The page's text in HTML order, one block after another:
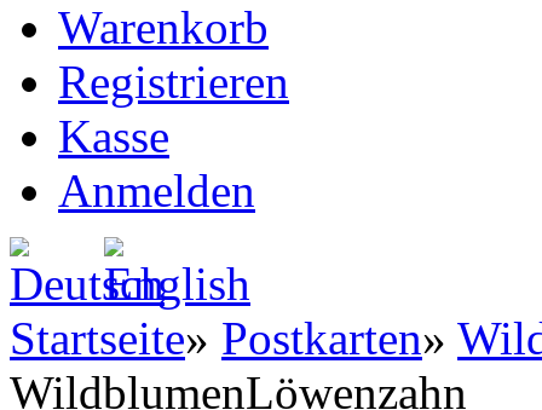
Warenkorb
Registrieren
Kasse
Anmelden
Startseite» Postkarten»
WildblumenLöwenzahn